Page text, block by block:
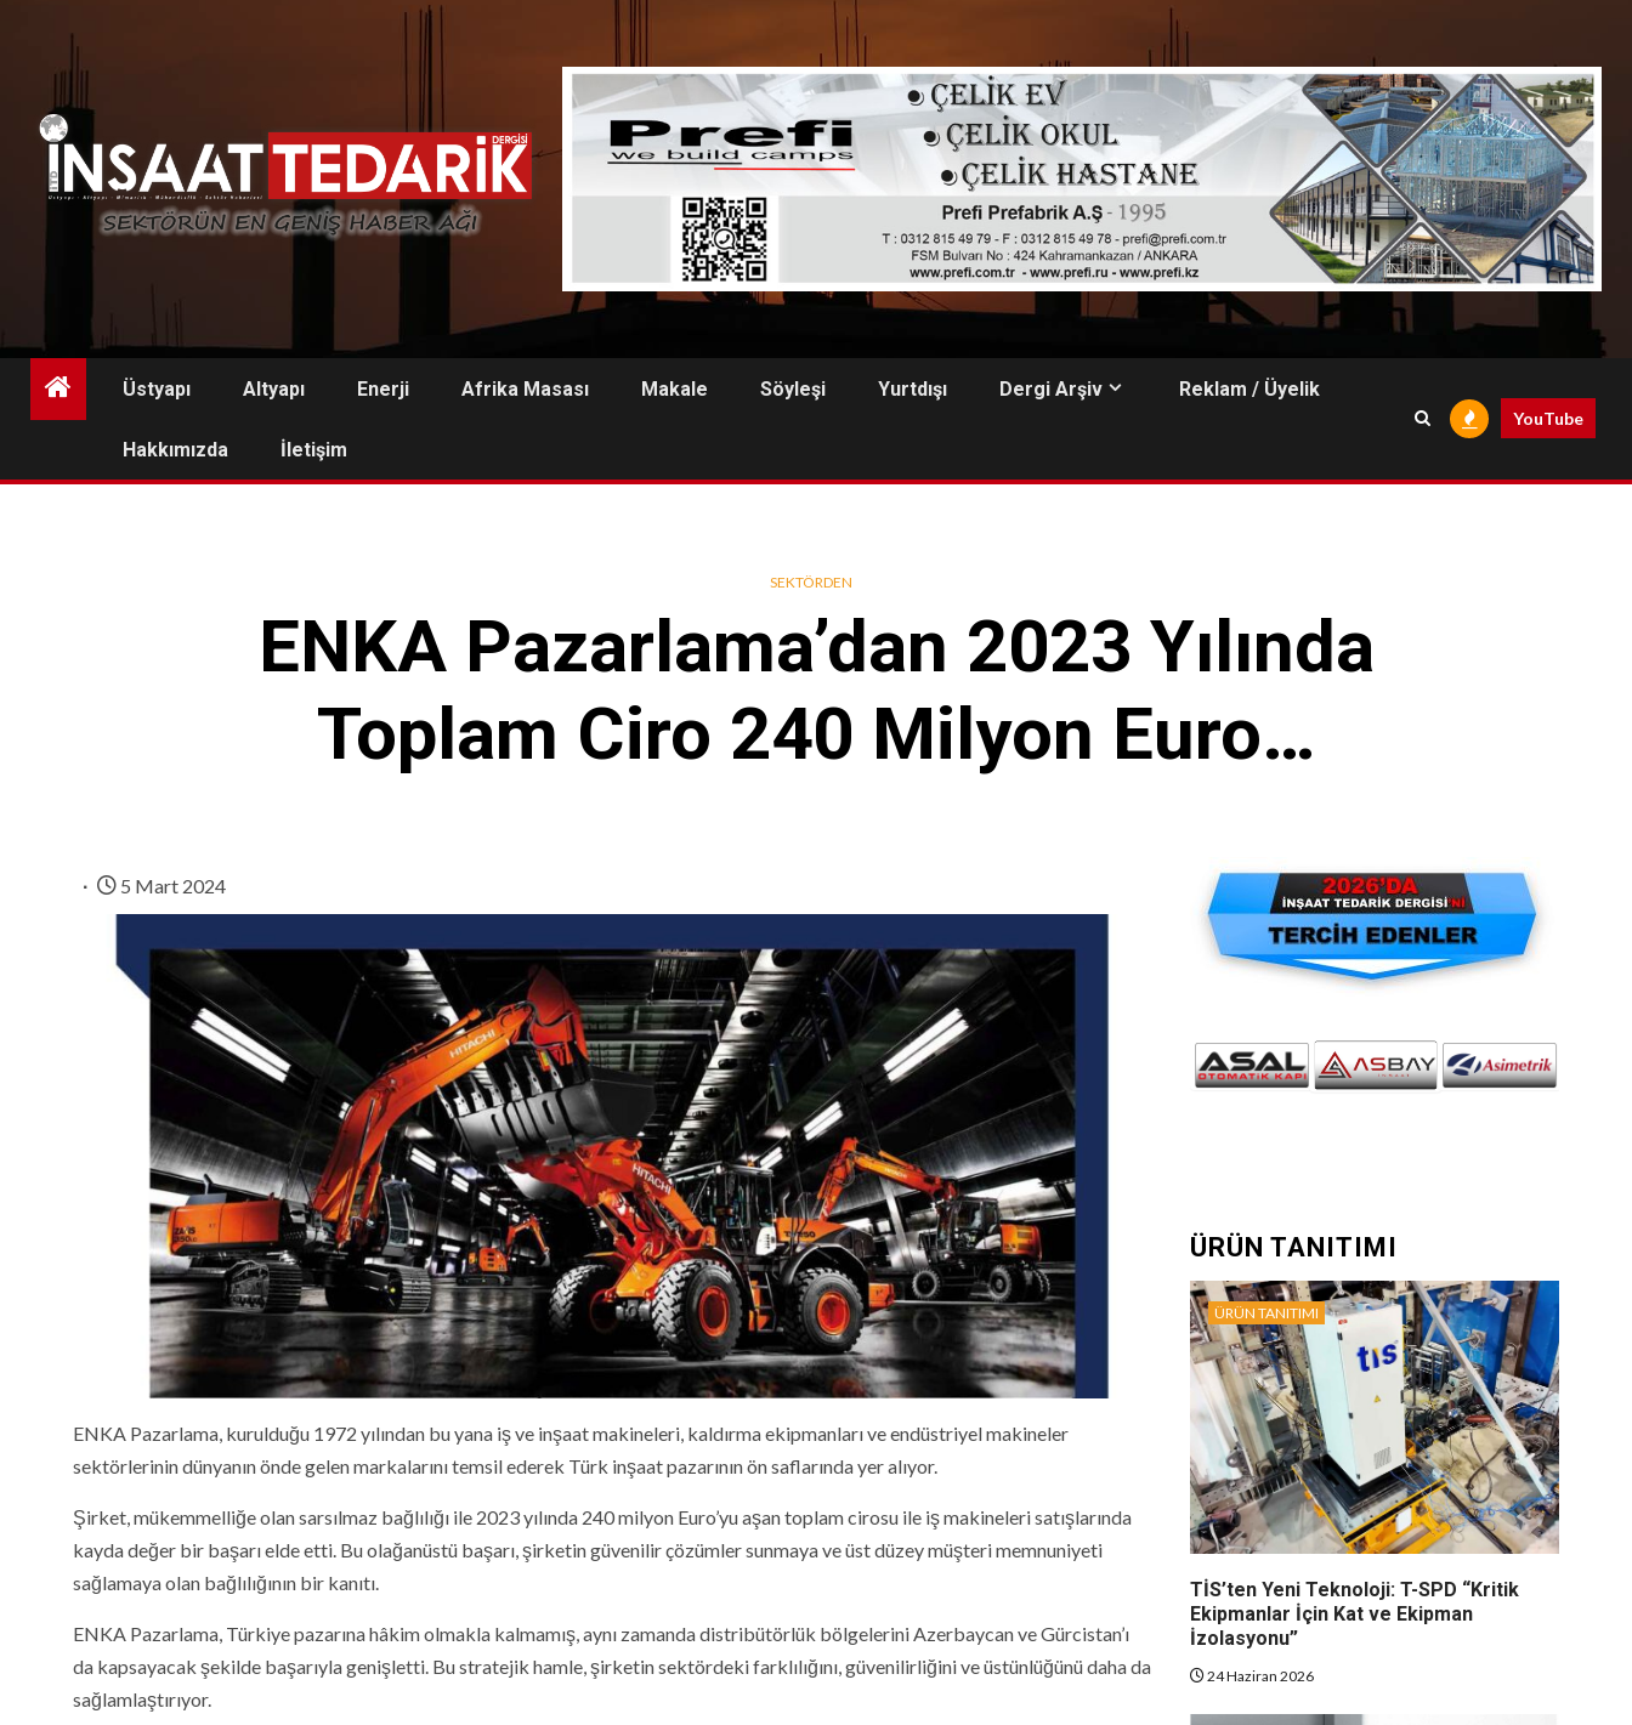
content
Üstyapı Altyapı Enerji Afrika Masası Makale Söyleşi Yurtdışı Dergi Arşiv Reklam / Üyelik
Hakkımızda İletişim
YouTube
SEKTÖRDEN
ENKA Pazarlama’dan 2023 Yılında
Toplam Ciro 240 Milyon Euro…
5 Mart 2024
ENKA Pazarlama, kurulduğu 1972 yılından bu yana iş ve inşaat makineleri, kaldırma ekipmanları ve endüstriyel makineler
sektörlerinin dünyanın önde gelen markalarını temsil ederek Türk inşaat pazarının ön saflarında yer alıyor.
Şirket, mükemmelliğe olan sarsılmaz bağlılığı ile 2023 yılında 240 milyon Euro’yu aşan toplam cirosu ile iş makineleri satışlarında
kayda değer bir başarı elde etti. Bu olağanüstü başarı, şirketin güvenilir çözümler sunmaya ve üst düzey müşteri memnuniyeti
sağlamaya olan bağlılığının bir kanıtı.
ENKA Pazarlama, Türkiye pazarına hâkim olmakla kalmamış, aynı zamanda distribütörlük bölgelerini Azerbaycan ve Gürcistan’ı
da kapsayacak şekilde başarıyla genişletti. Bu stratejik hamle, şirketin sektördeki farklılığını, güvenilirliğini ve üstünlüğünü daha da
sağlamlaştırıyor.
ÜRÜN TANITIMI
ÜRÜN TANITIMI
TİS’ten Yeni Teknoloji: T-SPD “Kritik
Ekipmanlar İçin Kat ve Ekipman
İzolasyonu”
24 Haziran 2026